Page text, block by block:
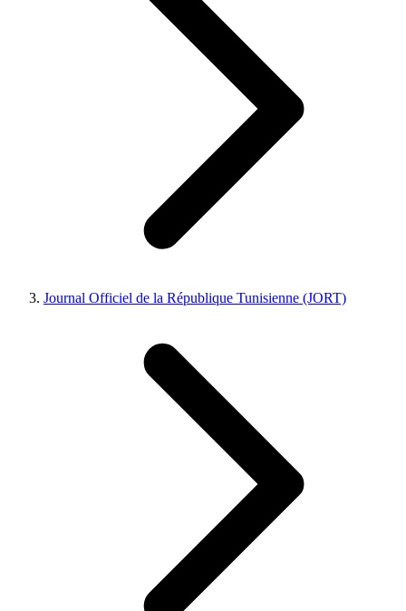
Journal Officiel de la République Tunisienne (JORT)